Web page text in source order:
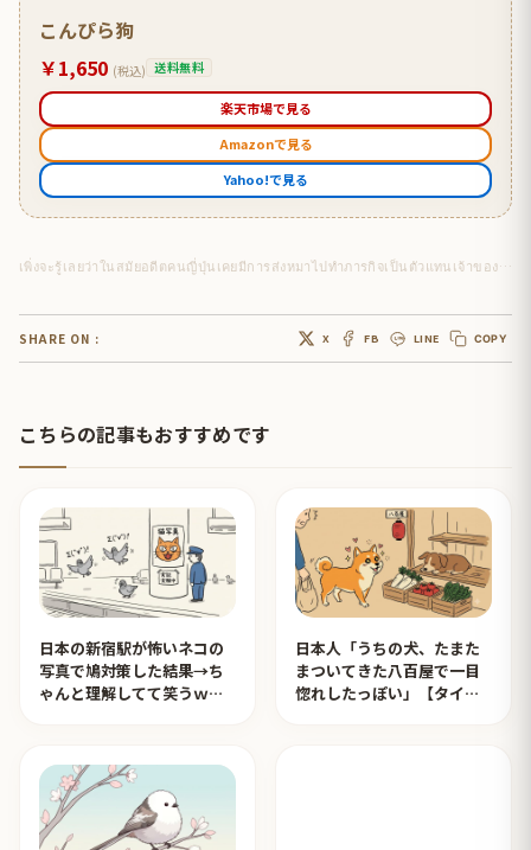
こんぴら狗
￥1,650 (税込) 送料無料
楽天市場で見る
Amazonで見る
Yahoo!で見る
เพิ่งจะรู้เลยว่าในสมัยอดีตคนญี่ปุ่นเคยมีการส่งหมาไปทำภารกิจเป็นตัวแทนเจ้าของไปไหว้ศาลเจ้าที่อยู่แดนไกล
SHARE ON : X FB LINE COPY
こちらの記事もおすすめです
日本の新宿駅が怖いネコの
写真で鳩対策した結果→ち
ゃんと理解してて笑うｗｗ
日本人「うちの犬、たまた
まついてきた八百屋で一目
惚れしたっぽい」【タイ人